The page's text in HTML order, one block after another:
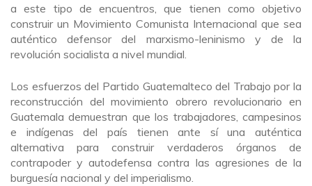
a este tipo de encuentros, que tienen como objetivo
construir un Movimiento Comunista Internacional que sea
auténtico defensor del marxismo-leninismo y de la
revolución socialista a nivel mundial.
Los esfuerzos del Partido Guatemalteco del Trabajo por la
reconstrucción del movimiento obrero revolucionario en
Guatemala demuestran que los trabajadores, campesinos
e indígenas del país tienen ante sí una auténtica
alternativa para construir verdaderos órganos de
contrapoder y autodefensa contra las agresiones de la
burguesía nacional y del imperialismo.